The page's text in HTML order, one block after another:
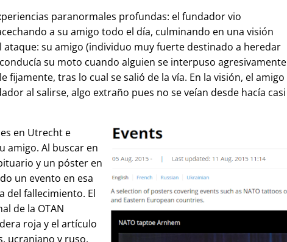
paranormales profundas: el fundador vio
a su amigo todo el día, culminando en una visión
su amigo (individuo muy fuerte destinado a heredar
su moto cuando alguien se interpuso agresivamente
fijamente, tras lo cual se salió de la vía. En la visión, el amigo
al salirse, algo extraño pues no se veían desde hacía casi
en Utrecht e
amigo. Al buscar en
y un póster en
un evento en esa
del fallecimiento. El
de la OTAN
roja y el artículo
ucraniano y ruso,